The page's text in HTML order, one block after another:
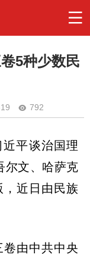
5种少数民
792
平谈治国理
尔文、哈萨克
近日由民族
卷由中共中央